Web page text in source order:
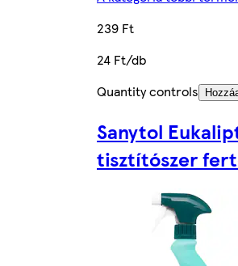
239 Ft
24 Ft/db
Quantity controls
Sanytol
tisztítószer